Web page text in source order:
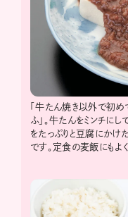
「牛たん焼き以外で初め
ふ」。牛たんをミンチに
をたっぷりと豆腐にかけ
です。定食の麦飯にもよく